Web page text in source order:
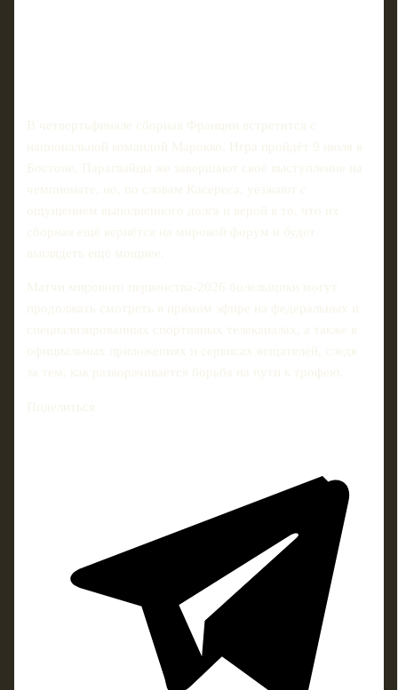
В четвертьфинале сборная Франции встретится с
национальной командой Марокко. Игра пройдёт 9 июля в
Бостоне. Парагвайцы же завершают своё выступление на
чемпионате, но, по словам Касереса, уезжают с
ощущением выполненного долга и верой в то, что их
сборная ещё вернётся на мировой форум и будет
выглядеть ещё мощнее.
Матчи мирового первенства‑2026 болельщики могут
продолжать смотреть в прямом эфире на федеральных и
специализированных спортивных телеканалах, а также в
официальных приложениях и сервисах вещателей, следя
за тем, как разворачивается борьба на пути к трофею.
Поделиться